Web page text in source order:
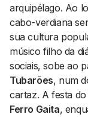
arquipélago. Ao
cabo-verdiana
sua cultura
músico filho da
sociais, sobe ao
Tubarões, num
cartaz. A festa
Ferro Gaita,